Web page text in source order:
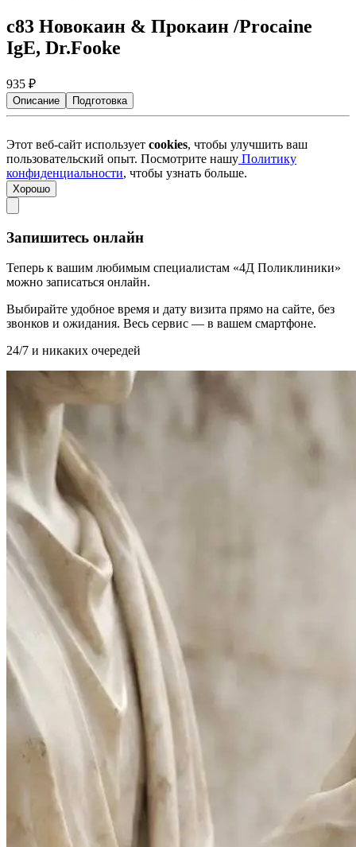
c83 Новокаин & Прокаин /Procaine
IgE, Dr.Fooke
935 ₽
Описание Подготовка
Этот веб-сайт использует cookies, чтобы улучшить ваш
пользовательский опыт. Посмотрите нашу Политику
конфиденциальности, чтобы узнать больше.
Хорошо
Запишитесь онлайн
Теперь к вашим любимым специалистам «4Д Поликлиники»
можно записаться онлайн.
Выбирайте удобное время и дату визита прямо на сайте, без
звонков и ожидания. Весь сервис — в вашем смартфоне.
24/7 и никаких очередей